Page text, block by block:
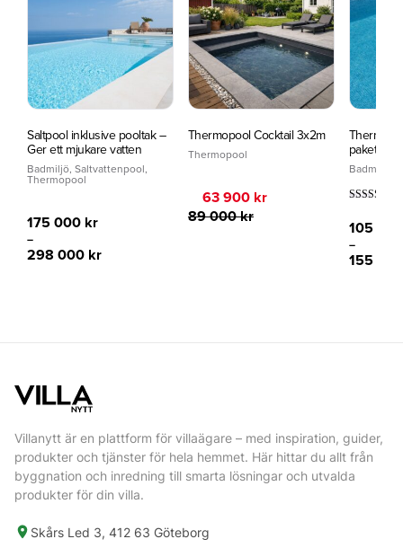
Saltpool inklusive pooltak –
Ger ett mjukare vatten
Badmiljö ,Saltvattenpool
Thermopool
175 000 kr
–
298 000 kr
Thermopool Cocktail 3x2m
Thermopool
89 000kr
Det
priset
63 900 kr
Det
priset
paket
Badmiljö
5.00
av 5
105
–
155
Villanytt är en plattform för villaägare – med inspiration, guider,
produkter och tjänster för hela hemmet. Här hittar du allt från
byggnation och inredning till smarta lösningar och utvalda
produkter för din villa.
Skårs Led 3, 412 63 Göteborg